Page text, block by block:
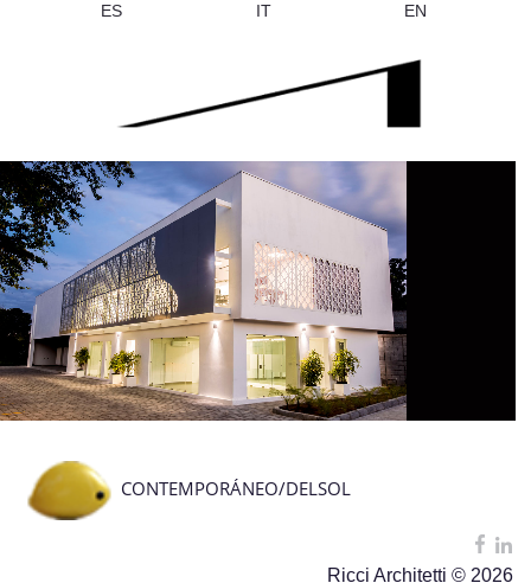
ES IT EN
CONTEMPORÁNEO/DELSOL
Ricci Architetti © 2026